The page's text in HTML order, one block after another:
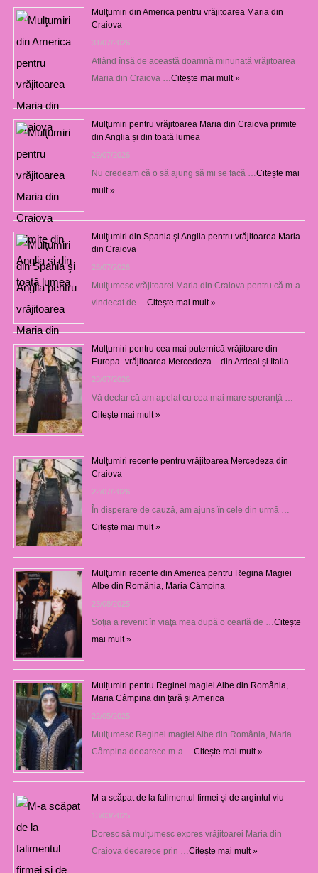
Mulţumiri din America pentru vrăjitoarea Maria din
Craiova
31/07/2026
Aflând însă de această doamnă minunată vrăjitoarea
Maria din Craiova …Citește mai mult »
Mulţumiri pentru vrăjitoarea Maria din Craiova primite
din Anglia și din toată lumea
29/07/2026
Nu credeam că o să ajung să mi se facă …Citește mai
mult »
Mulţumiri din Spania şi Anglia pentru vrăjitoarea Maria
din Craiova
28/07/2026
Mulţumesc vrăjitoarei Maria din Craiova pentru că m-a
vindecat de …Citește mai mult »
Mulțumiri pentru cea mai puternică vrăjitoare din
Europa -vrăjitoarea Mercedeza – din Ardeal și Italia
23/07/2026
Vă declar că am apelat cu cea mai mare speranţă …
Citește mai mult »
Mulţumiri recente pentru vrăjitoarea Mercedeza din
Craiova
22/07/2026
În disperare de cauză, am ajuns în cele din urmă …
Citește mai mult »
Mulţumiri recente din America pentru Regina Magiei
Albe din România, Maria Câmpina
23/08/2025
Soţia a revenit în viaţa mea după o ceartă de …Citește
mai mult »
Mulțumiri pentru Reginei magiei Albe din România,
Maria Câmpina din țară și America
22/05/2025
Mulţumesc Reginei magiei Albe din România, Maria
Câmpina deoarece m-a …Citește mai mult »
M-a scăpat de la falimentul firmei și de argintul viu
13/03/2025
Doresc să mulţumesc expres vrăjitoarei Maria din
Craiova deoarece prin …Citește mai mult »